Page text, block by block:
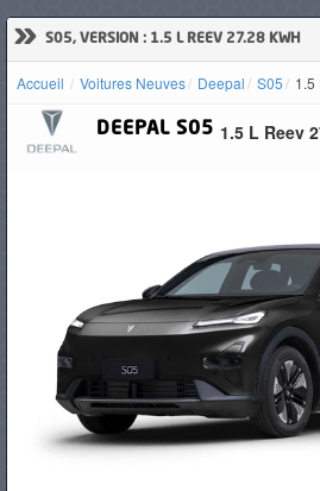
» S05, VERSION : 1.5 L REEV 27.28 KWH
Accueil Voitures Neuves Deepal S05 1.5
DEEPAL S05 1.5 L Reev
D'OCCASION
PNEUS